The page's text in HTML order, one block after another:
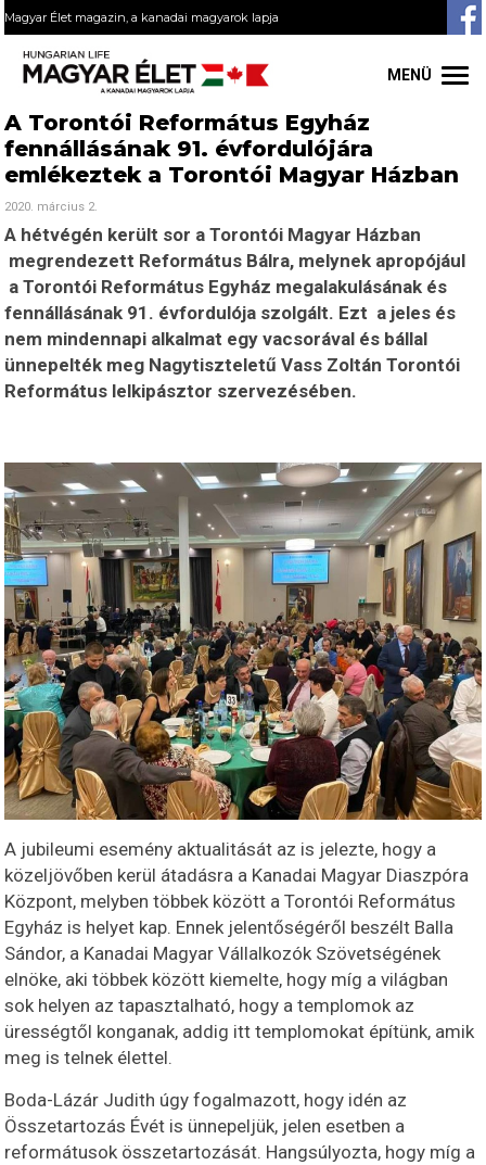
Magyar Élet magazin, a kanadai magyarok lapja
MENÜ
A Torontói Református Egyház
fennállásának 91. évfordulójára
emlékeztek a Torontói Magyar Házban
2020. március 2.
A hétvégén került sor a Torontói Magyar Házban
megrendezett Református Bálra, melynek apropójául
a Torontói Református Egyház megalakulásának és
fennállásának 91. évfordulója szolgált. Ezt a jeles és
nem mindennapi alkalmat egy vacsorával és bállal
ünnepelték meg Nagytiszteletű Vass Zoltán Torontói
Református lelkipásztor szervezésében.
A jubileumi esemény aktualitását az is jelezte, hogy a
közeljövőben kerül átadásra a Kanadai Magyar Diaszpóra
Központ, melyben többek között a Torontói Református
Egyház is helyet kap. Ennek jelentőségéről beszélt Balla
Sándor, a Kanadai Magyar Vállalkozók Szövetségének
elnöke, aki többek között kiemelte, hogy míg a világban
sok helyen az tapasztalható, hogy a templomok az
ürességtől konganak, addig itt templomokat építünk, amik
meg is telnek élettel.
Boda-Lázár Judith úgy fogalmazott, hogy idén az
Összetartozás Évét is ünnepeljük, jelen esetben a
reformátusok összetartozását. Hangsúlyozta, hogy míg a